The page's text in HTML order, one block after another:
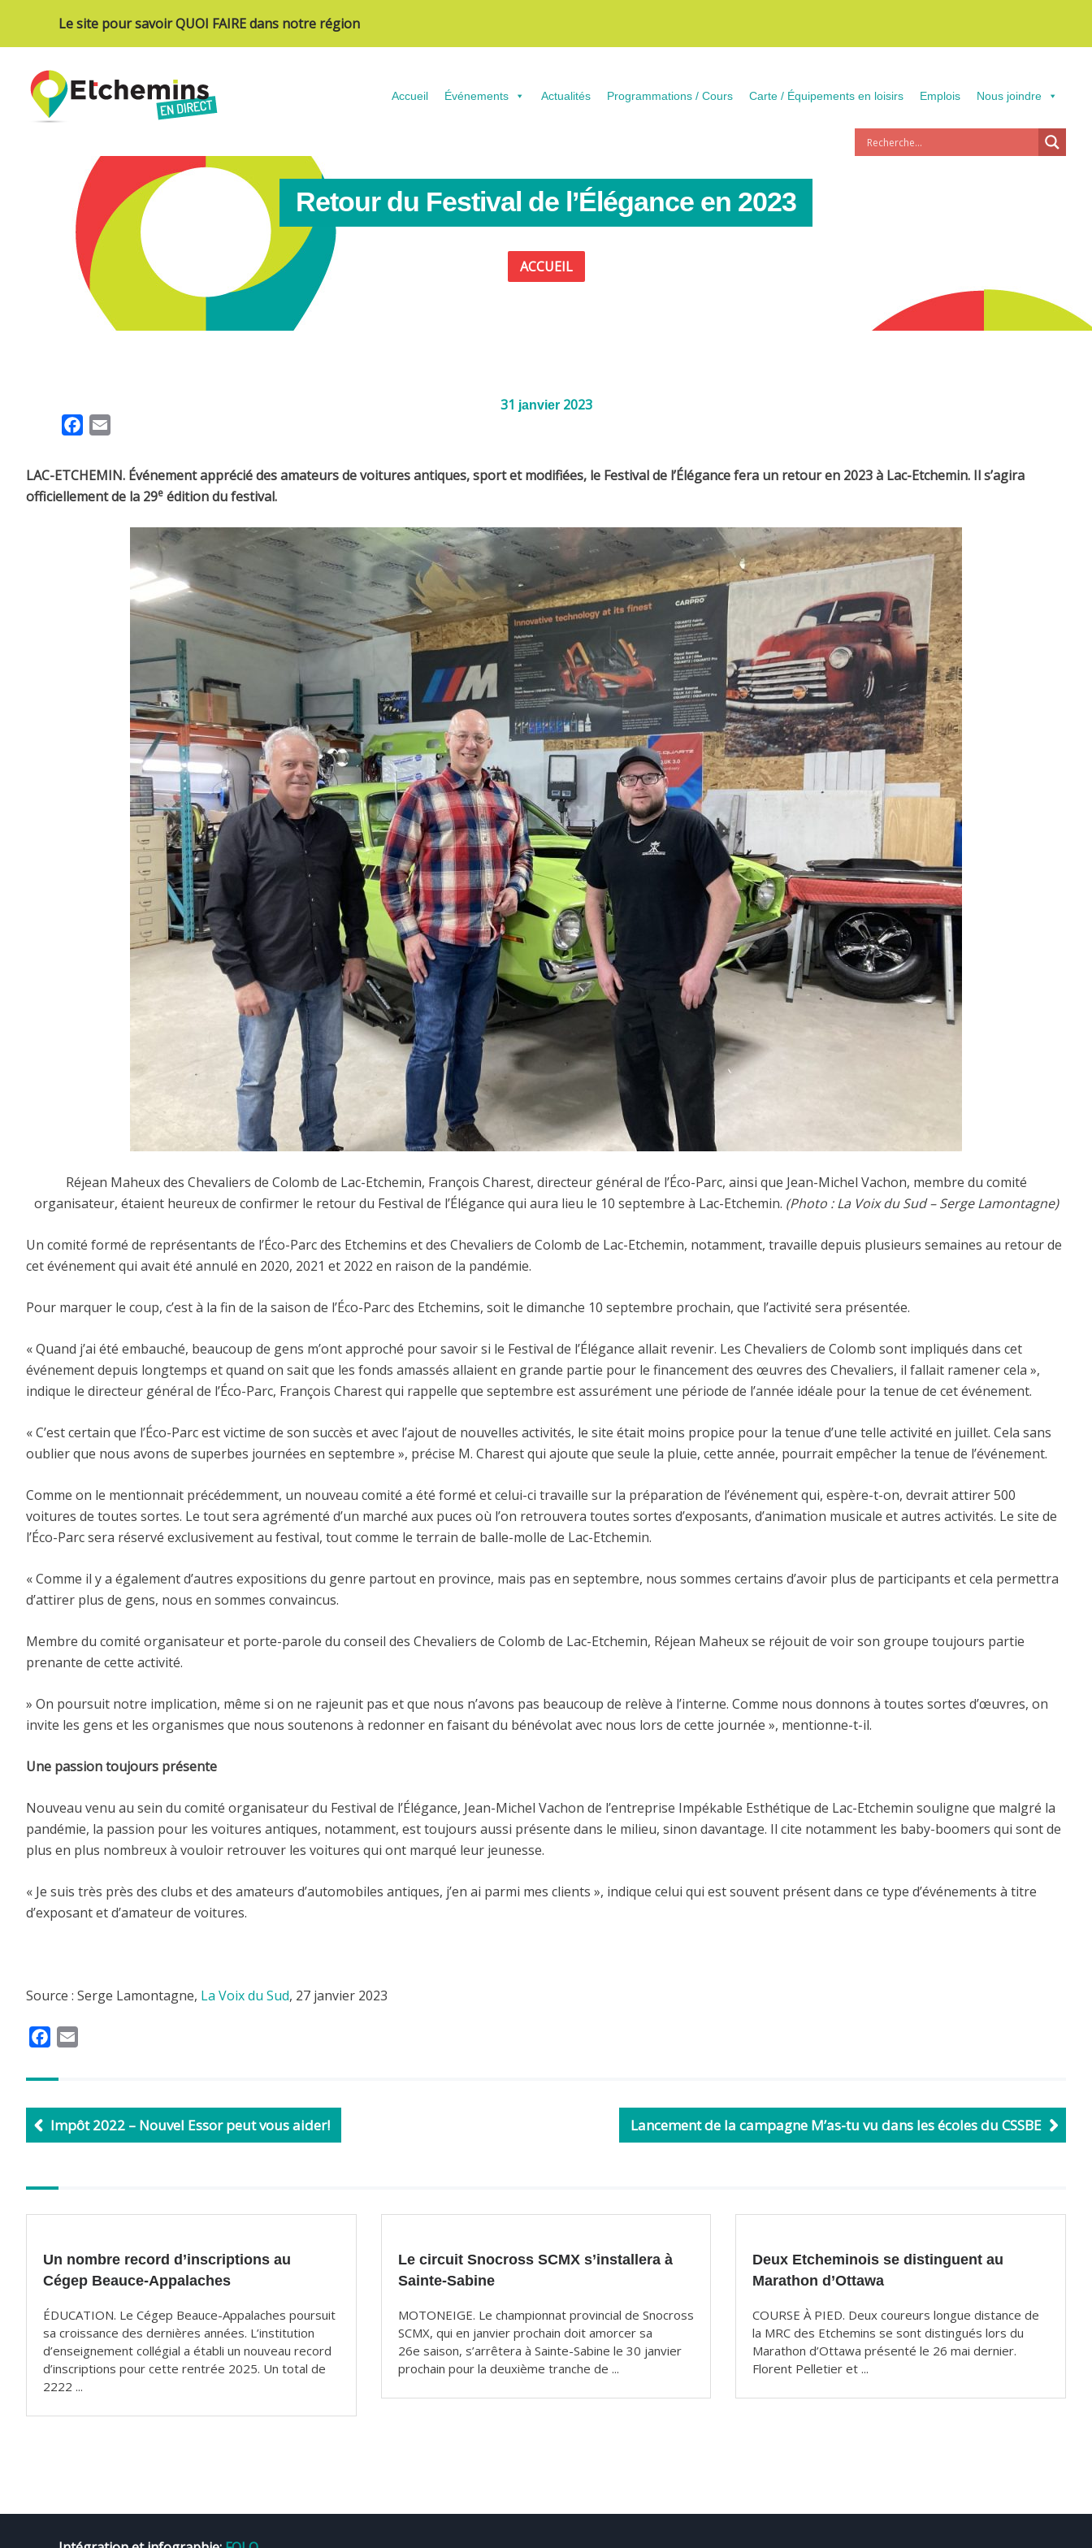
Le site pour savoir QUOI FAIRE dans notre région
Accueil Événements Actualités Programmations / Cours Carte / Équipements en loisirs Emplois Nous joindre
Retour du Festival de l’Élégance en 2023
ACCUEIL
31 janvier 2023
e
b
i
l
LAC-ETCHEMIN. Événement apprécié des amateurs de voitures antiques, sport et modifiées, le Festival de l’Élégance fera un retour en 2023 à Lac-Etchemin. Il s’agira
officiellement de la 29e édition du festival.
Réjean Maheux des Chevaliers de Colomb de Lac-Etchemin, François Charest, directeur général de l’Éco-Parc, ainsi que Jean-Michel Vachon, membre du comité
organisateur, étaient heureux de confirmer le retour du Festival de l’Élégance qui aura lieu le 10 septembre à Lac-Etchemin. (Photo : La Voix du Sud – Serge Lamontagne)
Un comité formé de représentants de l’Éco-Parc des Etchemins et des Chevaliers de Colomb de Lac-Etchemin, notamment, travaille depuis plusieurs semaines au retour de
cet événement qui avait été annulé en 2020, 2021 et 2022 en raison de la pandémie.
Pour marquer le coup, c’est à la fin de la saison de l’Éco-Parc des Etchemins, soit le dimanche 10 septembre prochain, que l’activité sera présentée.
« Quand j’ai été embauché, beaucoup de gens m’ont approché pour savoir si le Festival de l’Élégance allait revenir. Les Chevaliers de Colomb sont impliqués dans cet
événement depuis longtemps et quand on sait que les fonds amassés allaient en grande partie pour le financement des œuvres des Chevaliers, il fallait ramener cela »,
indique le directeur général de l’Éco-Parc, François Charest qui rappelle que septembre est assurément une période de l’année idéale pour la tenue de cet événement.
« C’est certain que l’Éco-Parc est victime de son succès et avec l’ajout de nouvelles activités, le site était moins propice pour la tenue d’une telle activité en juillet. Cela sans
oublier que nous avons de superbes journées en septembre », précise M. Charest qui ajoute que seule la pluie, cette année, pourrait empêcher la tenue de l’événement.
Comme on le mentionnait précédemment, un nouveau comité a été formé et celui-ci travaille sur la préparation de l’événement qui, espère-t-on, devrait attirer 500
voitures de toutes sortes. Le tout sera agrémenté d’un marché aux puces où l’on retrouvera toutes sortes d’exposants, d’animation musicale et autres activités. Le site de
l’Éco-Parc sera réservé exclusivement au festival, tout comme le terrain de balle-molle de Lac-Etchemin.
« Comme il y a également d’autres expositions du genre partout en province, mais pas en septembre, nous sommes certains d’avoir plus de participants et cela permettra
d’attirer plus de gens, nous en sommes convaincus.
Membre du comité organisateur et porte-parole du conseil des Chevaliers de Colomb de Lac-Etchemin, Réjean Maheux se réjouit de voir son groupe toujours partie
prenante de cette activité.
» On poursuit notre implication, même si on ne rajeunit pas et que nous n’avons pas beaucoup de relève à l’interne. Comme nous donnons à toutes sortes d’œuvres, on
invite les gens et les organismes que nous soutenons à redonner en faisant du bénévolat avec nous lors de cette journée », mentionne-t-il.
Une passion toujours présente
Nouveau venu au sein du comité organisateur du Festival de l’Élégance, Jean-Michel Vachon de l’entreprise Impékable Esthétique de Lac-Etchemin souligne que malgré la
pandémie, la passion pour les voitures antiques, notamment, est toujours aussi présente dans le milieu, sinon davantage. Il cite notamment les baby-boomers qui sont de
plus en plus nombreux à vouloir retrouver les voitures qui ont marqué leur jeunesse.
« Je suis très près des clubs et des amateurs d’automobiles antiques, j’en ai parmi mes clients », indique celui qui est souvent présent dans ce type d’événements à titre
d’exposant et d’amateur de voitures.
Source : Serge Lamontagne, La Voix du Sud, 27 janvier 2023
c
b
o
k
l
Impôt 2022 – Nouvel Essor peut vous aider! Lancement de la campagne M’as-tu vu dans les écoles du CSSBE
articles
Un nombre record d’inscriptions au
Cégep Beauce-Appalaches
ÉDUCATION. Le Cégep Beauce-Appalaches poursuit
sa croissance des dernières années. L’institution
d’enseignement collégial a établi un nouveau record
d’inscriptions pour cette rentrée 2025. Un total de
2222 ...
Le circuit Snocross SCMX s’installera à
Sainte-Sabine
MOTONEIGE. Le championnat provincial de Snocross
SCMX, qui en janvier prochain doit amorcer sa
26e saison, s’arrêtera à Sainte-Sabine le 30 janvier
prochain pour la deuxième tranche de ...
Deux Etcheminois se distinguent au
Marathon d’Ottawa
COURSE À PIED. Deux coureurs longue distance de
la MRC des Etchemins se sont distingués lors du
Marathon d’Ottawa présenté le 26 mai dernier.
Florent Pelletier et ...